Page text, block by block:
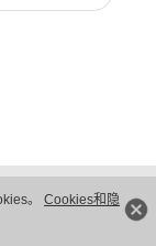
。 Cookies和隐